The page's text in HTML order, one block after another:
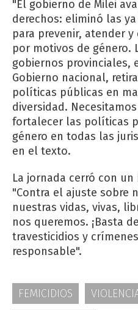
"El gobierno de Milei
derechos: eliminó las
para prevenir, atender
por motivos de género.
gobiernos provinciales,
Gobierno nacional,
políticas públicas en
diversidad.
fortalecer las políticas
género en todas las
en el texto.
La jornada cerró con
"Contra el ajuste sobre
nuestras vidas, vivas,
nos queremos. ¡Basta
travesticidios y
responsable".
FEMICIDIOS